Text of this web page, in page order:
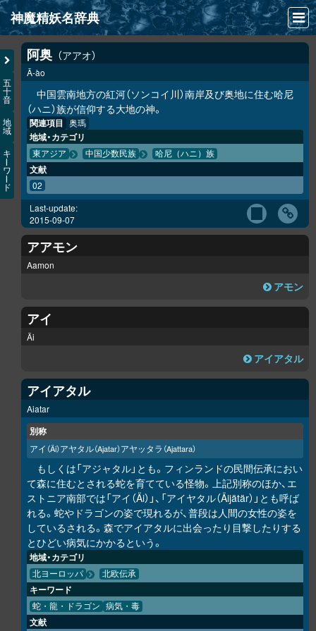
神魔精妖名辞典
NEWS
INFO
文献
検索
凖項目
画像資料便覧
LINK
五
十
音
地
域
キ
ワ
ド
阿奥 アアオ
Ā-ào
中国雲南地方の紅河（ソンコイ川）南岸及び奥地に住む哈尼
（ハニ）族が信仰する大地の神。
関連項目 奥瑪
地域・カテゴリ
東アジア 中国少数民族 哈尼（ハニ）族
文献
02
Last-update:
2015-09-07
アアモン
Aamon
アモン
アイ
Äi
アイアタル
アイアタル
Aiatar
別称
アイ （Äi）アヤタル（Ajatar）アヤッタラ （Ajattara）
もしくは「アジャタル」とも。フィンランドの民間伝承におい
て森に住むとされる蛇を育てている怪物。上記別称のほか、エ
ストニア南部では「アイ（Äi）」、「アイヤタル（Äijätär）」とも呼ば
れる。蛇やドラゴンの姿で現れるが、普段は人間の女性の姿を
しているされる。森でアイアタルに出会ったり目撃したりする
とひどい病気にかかるという。
地域・カテゴリ
北ヨーロッパ 北欧伝承
キーワード
蛇・龍・ドラゴン 病気・毒
文献